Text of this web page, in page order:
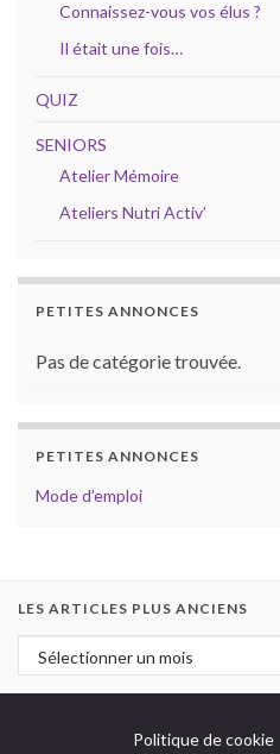
Connaissez-vous vos élus ?
Il était une fois…
QUIZ
SENIORS
Atelier Mémoire
Ateliers Nutri Activ’
PETITES ANNONCES
Pas de catégorie trouvée.
PETITES ANNONCES
Mode d’emploi
LES ARTICLES PLUS ANCIENS
Politique de cookie